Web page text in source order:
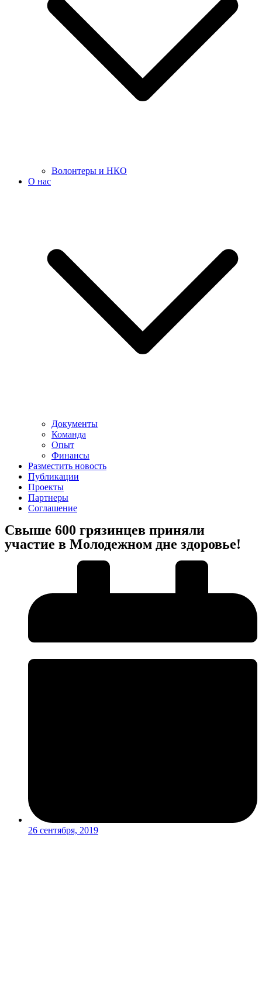
Волонтеры и НКО
О нас
Документы
Команда
Опыт
Финансы
Разместить новость
Публикации
Проекты
Партнеры
Соглашение
Свыше 600 грязинцев приняли
участие в Молодежном дне здоровье!
26 сентября, 2019